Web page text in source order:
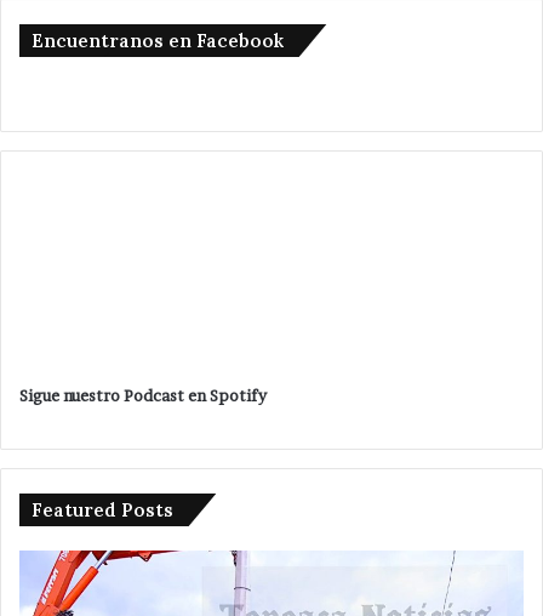
Encuentranos en Facebook
Sigue nuestro Podcast en Spotify
Featured Posts